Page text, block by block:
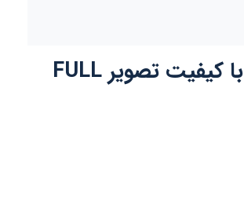
لپ تاپ اچ پی زدبوک HP Zbook 17 G7 Fury پردازنده Core i7 نسل دهم صفحه 17.3 اینچ با کیفیت تصویر FULL